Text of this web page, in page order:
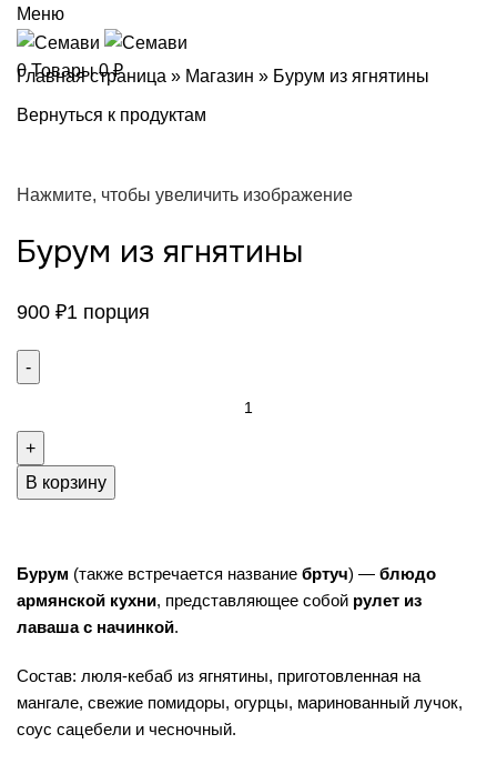
Меню
0Товары 0₽
Главная страница » Магазин » Бурум из ягнятины
Вернуться к продуктам
Нажмите, чтобы увеличить изображение
Бурум из ягнятины
900 ₽1 порция
Бурум
изВ корзину
Бурум (также встречается название бртуч) — блюдо
армянской кухни, представляющее собой рулет из
лаваша с начинкой.
Состав: люля-кебаб из ягнятины, приготовленная на
мангале, свежие помидоры, огурцы, маринованный лучок,
соус сацебели и чесночный.